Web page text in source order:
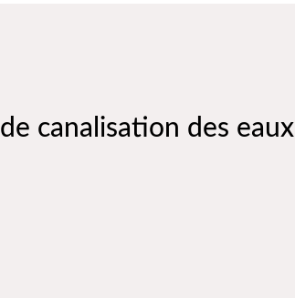
canalisation des eaux